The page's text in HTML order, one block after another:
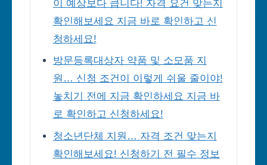
이 예상보다 큽니다! 자격 요건 맞는지
확인해보세요 지금 바로 확인하고 신
청하세요!
방문등록대상자 약품 및 소모품 지
원… 신청 조건이 이렇게 쉬울 줄이야!
놓치기 전에 지금 확인하세요 지금 바
로 확인하고 신청하세요!
청소년단체 지원… 자격 조건 맞는지
확인해보세요! 신청하기 전 필수 정보